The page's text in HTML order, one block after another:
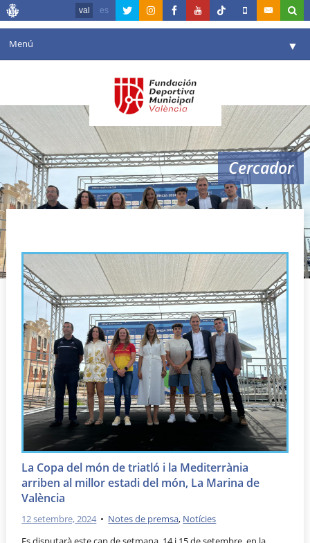
val es
Menú ▼
Agenda
Instal·lacions ▼
Comunicació ▼
València en esport ▼
Cercador
Copa del mon
La Copa del món de triatló i la Mediterrània
arriben al millor estadi del món, La Marina de
València
12 setembre, 2024 • Notes de premsa, Notícies